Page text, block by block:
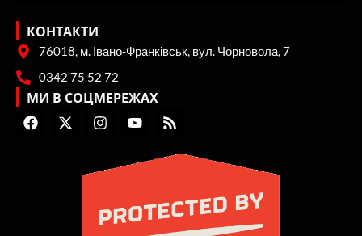
КОНТАКТИ
76018, м. Івано-Франківськ, вул. Чорновола, 7
0342 75 52 72
МИ В СОЦМЕРЕЖАХ
F
a
X
-
I
n
a
a
m
Y
o
t
e
R
s